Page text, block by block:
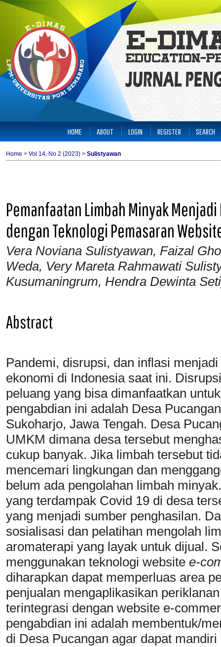
HOME ABOUT LOGIN REGISTER SEARCH
Home > Vol 14, No 2 (2023) > Sulistyawan
Pemanfaatan Limbah Minyak
dengan Teknologi Pemasaran
Vera Noviana Sulistyawan, Faizal
Weda, Very Mareta Rahmawati
Kusumaningrum, Hendra Dewinta
Abstract
Pandemi, disrupsi, dan inflasi
ekonomi di Indonesia saat ini.
peluang yang bisa dimanfaatkan
pengabdian ini adalah Desa
Sukoharjo, Jawa Tengah. Desa
UMKM dimana desa tersebut
cukup banyak. Jika limbah tersebut
mencemari lingkungan dan
belum ada pengolahan limbah
yang terdampak Covid 19 di desa
yang menjadi sumber penghasilan.
sosialisasi dan pelatihan mengolah
aromaterapi yang layak untuk dijual.
menggunakan teknologi website e-
diharapkan dapat memperluas area
penjualan mengaplikasikan
terintegrasi dengan website e-
pengabdian ini adalah membentuk/
di Desa Pucangan agar dapat